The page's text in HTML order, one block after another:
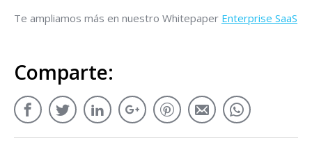
Te ampliamos más en nuestro Whitepaper Enterprise SaaS
Comparte: